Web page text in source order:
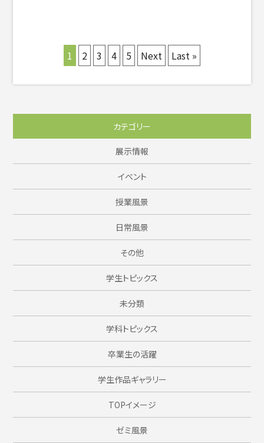
1 2 3 4 5 Next Last »
カテゴリー
展示情報
イベント
授業風景
日常風景
その他
学生トピックス
未分類
学科トピックス
卒業生の活躍
学生作品ギャラリー
TOPイメージ
ゼミ風景